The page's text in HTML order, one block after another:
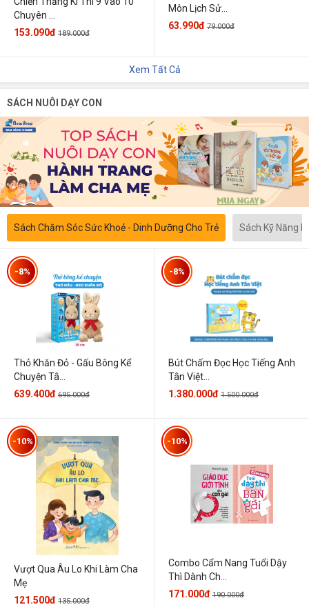
Chuyên ...
153.090đ 189.000đ
Môn Lịch Sử...
63.990đ 79.000đ
Xem Tất Cả
SÁCH NUÔI DẠY CON
Sách Chăm Sóc Sức Khoẻ - Dinh Dưỡng Cho Trẻ Sách Kỹ Năng
Thỏ Khăn Đỏ - Gấu Bông Kể
Chuyện Tâ...
-8%
639.400đ 695.000đ
Bút Chấm Đọc Học Tiếng Anh
Tân Việt...
-8%
1.380.000đ 1.500.000đ
Vượt Qua Âu Lo Khi Làm Cha
Mẹ
-10%
121.500đ 135.000đ
Combo Cẩm Nang Tuổi Dậy
Thì Dành Ch...
-10%
171.000đ 190.000đ